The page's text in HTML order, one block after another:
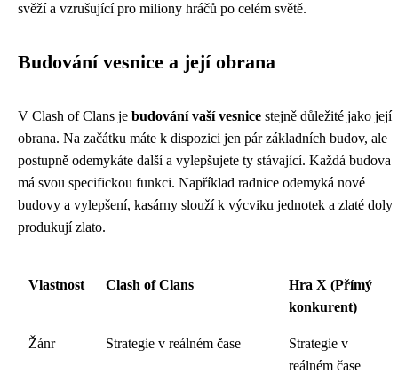
svěží a vzrušující pro miliony hráčů po celém světě.
Budování vesnice a její obrana
V Clash of Clans je budování vaší vesnice stejně důležité jako její
obrana. Na začátku máte k dispozici jen pár základních budov, ale
postupně odemykáte další a vylepšujete ty stávající. Každá budova
má svou specifickou funkci. Například radnice odemyká nové
budovy a vylepšení, kasárny slouží k výcviku jednotek a zlaté doly
produkují zlato.
Vlastnost Clash of Clans
Hra X (Přímý
konkurent)
Žánr Strategie v reálném čase
Strategie v
reálném čase